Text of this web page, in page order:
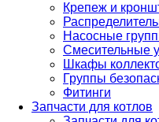
Крепеж и
Насосные
Смесительные
Шкафы
Группы
Фитинги
Запчасти для котлов